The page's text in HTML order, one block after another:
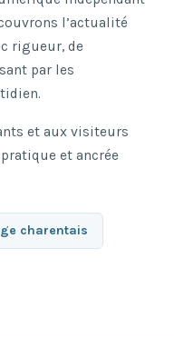
l’actualité
rigueur, de
par les
et aux visiteurs
et ancrée
charentais